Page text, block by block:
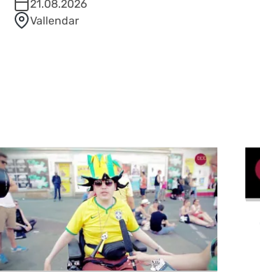
21.08.2026
Vallendar